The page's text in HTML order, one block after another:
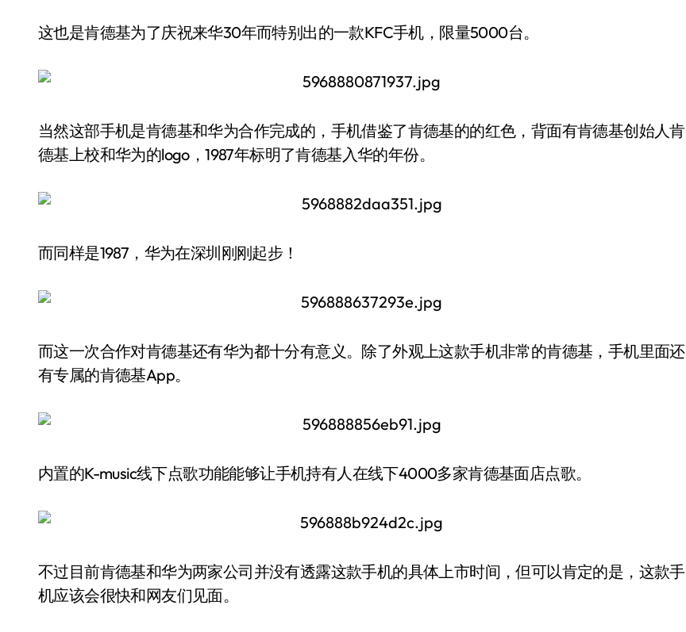
这也是肯德基为了庆祝来华30年而特别出的一款KFC手机，限量5000台。
当然这部手机是肯德基和华为合作完成的，手机借鉴了肯德基的的红色，背面有肯德基创始人肯
德基上校和华为的logo，1987年标明了肯德基入华的年份。
而同样是1987，华为在深圳刚刚起步！
而这一次合作对肯德基还有华为都十分有意义。除了外观上这款手机非常的肯德基，手机里面还
有专属的肯德基App。
内置的K-music线下点歌功能能够让手机持有人在线下4000多家肯德基面店点歌。
不过目前肯德基和华为两家公司并没有透露这款手机的具体上市时间，但可以肯定的是，这款手
机应该会很快和网友们见面。